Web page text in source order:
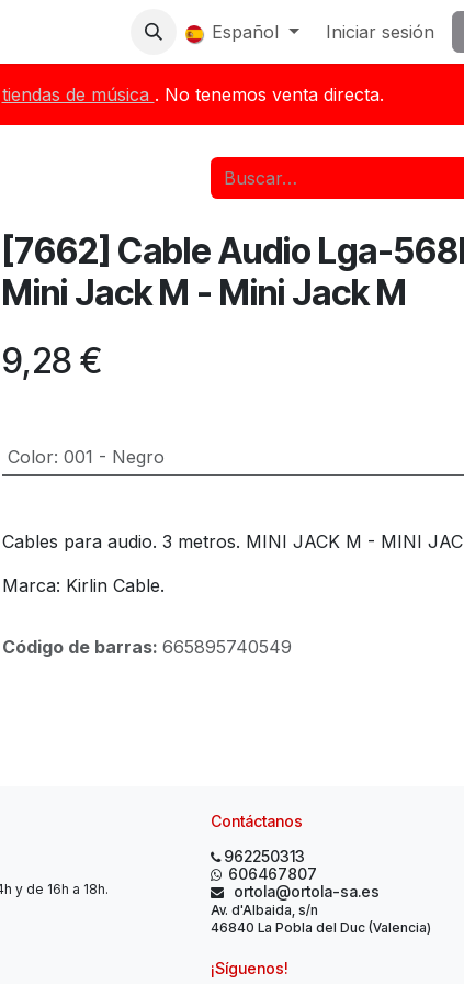
Español Iniciar sesión
tiendas de música . No tenemos venta directa.
[7662] Cable Audio Lga-
Mini Jack M - Mini Jack M
9,28 €
Color: 001 - Negro
Cables para audio. 3 metros. MINI JACK M - MINI
Marca: Kirlin Cable.
Código de barras: 665895740549
y de 16h a 18h.
Contáctanos
962250313
606467807
ortola@ortola-sa.es
Av. d'Albaida, s/n
46840 La Pobla del Duc (Valencia)
¡Síguenos!